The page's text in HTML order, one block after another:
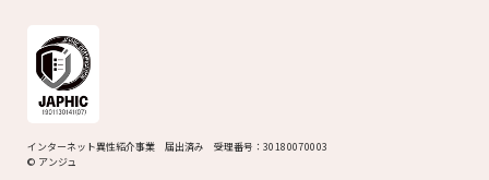
インターネット異性紹介事業 届出済み 受理番号：30180070003
© アンジュ